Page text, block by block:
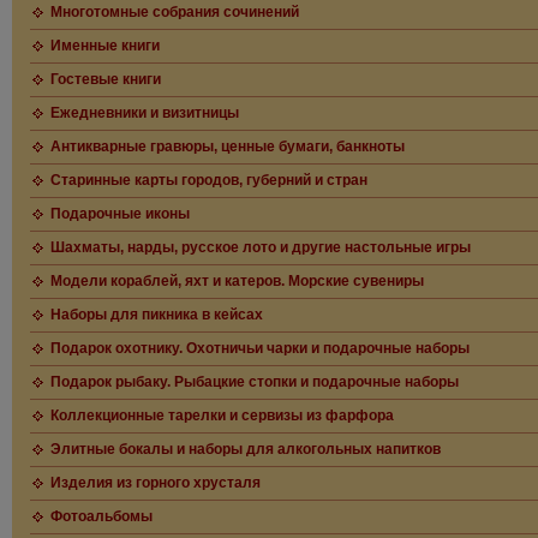
Многотомные собрания сочинений
Именные книги
Гостевые книги
Ежедневники и визитницы
Антикварные гравюры, ценные бумаги, банкноты
Старинные карты городов, губерний и стран
Подарочные иконы
Шахматы, нарды, русское лото и другие настольные игры
Модели кораблей, яхт и катеров. Морские сувениры
Наборы для пикника в кейсах
Подарок охотнику. Охотничьи чарки и подарочные наборы
Подарок рыбаку. Рыбацкие стопки и подарочные наборы
Коллекционные тарелки и сервизы из фарфора
Элитные бокалы и наборы для алкогольных напитков
Изделия из горного хрусталя
Фотоальбомы